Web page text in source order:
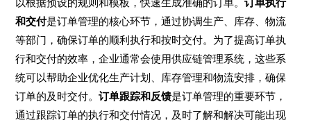
以根据预设的规则和模板，快速生成准确的订单。订单执行
和交付是订单管理的核心环节，通过协调生产、库存、物流
等部门，确保订单的顺利执行和按时交付。为了提高订单执
行和交付的效率，企业通常会使用供应链管理系统，这些系
统可以帮助企业优化生产计划、库存管理和物流安排，确保
订单的及时交付。订单跟踪和反馈是订单管理的重要环节，
通过跟踪订单的执行和交付情况，及时了解和解决可能出现